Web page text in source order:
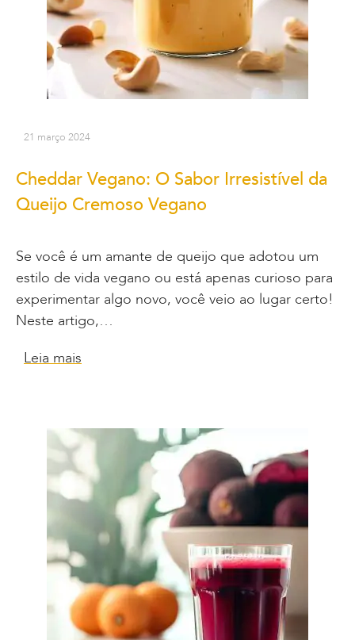
21 março 2024
Cheddar Vegano: O Sabor Irresistível da
Queijo Cremoso Vegano
Se você é um amante de queijo que adotou um
estilo de vida vegano ou está apenas curioso para
experimentar algo novo, você veio ao lugar certo!
Neste artigo,…
Leia mais